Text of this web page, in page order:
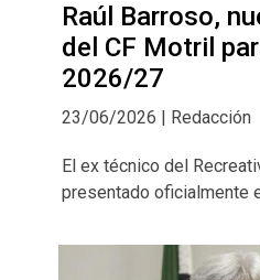
Raúl Barroso,
del CF Motril
2026/27
23/06/2026 | Redacción
El ex técnico del
presentado oficialmente